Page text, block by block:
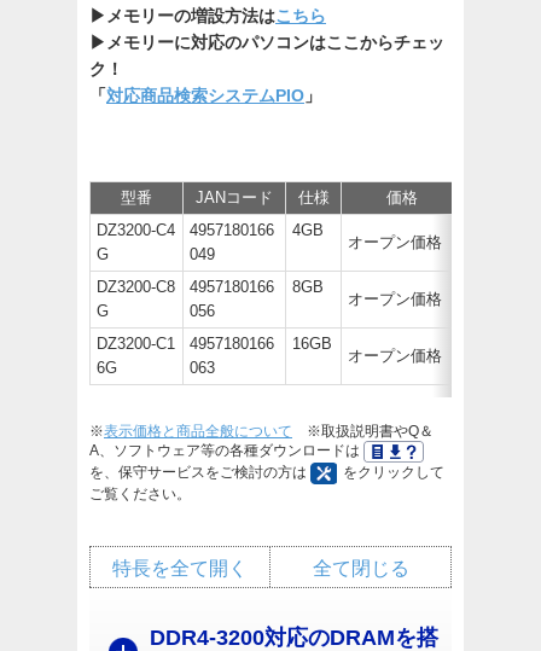
▶メモリーの増設方法はこちら
▶メモリーに対応のパソコンはここからチェッ
ク！
「対応商品検索システムPIO 」
型番 JANコード 仕様 価格
DZ3200-C4
G
4957180166
049
4GB
オープン価格
DZ3200-C8
G
4957180166
056
8GB
オープン価格
DZ3200-C1
6G
4957180166
063
16GB
オープン価格
※表示価格と商品全般について ※取扱説明書やQ＆
A、ソフトウェア等の各種ダウンロードは
を、保守サービスをご検討の方は
をクリックして
ご覧ください。
全て閉じる
特長を全て開く
DDR4-3200対応のDRAMを搭